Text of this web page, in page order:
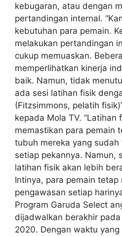
kebugaran, atau dengan
pertandingan internal.
kebutuhan para pemain.
melakukan pertandingan
cukup memuaskan.
memperlihatkan kinerja
baik. Namun, tidak
ada sesi latihan fisik
(Fitzsimmons, pelatih
kepada Mola TV.
memastikan para pemain
tubuh mereka yang
setiap pekannya. Namun,
latihan fisik akan lebih
Intinya, para pemain tetap
pengawasan setiap
Program Garuda Select
dijadwalkan berakhir
2020. Dengan waktu